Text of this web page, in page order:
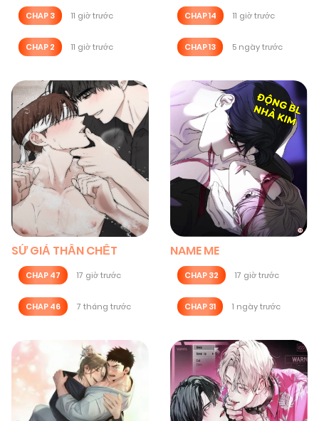
CHAP 3 11 giờ trước
CHAP 2 11 giờ trước
CHAP 14 11 giờ trước
CHAP 13 5 ngày trước
SỨ GIẢ THẦN CHẾT
CHAP 47 17 giờ trước
CHAP 46 7 tháng trước
NAME ME
CHAP 32 17 giờ trước
CHAP 31 1 ngày trước